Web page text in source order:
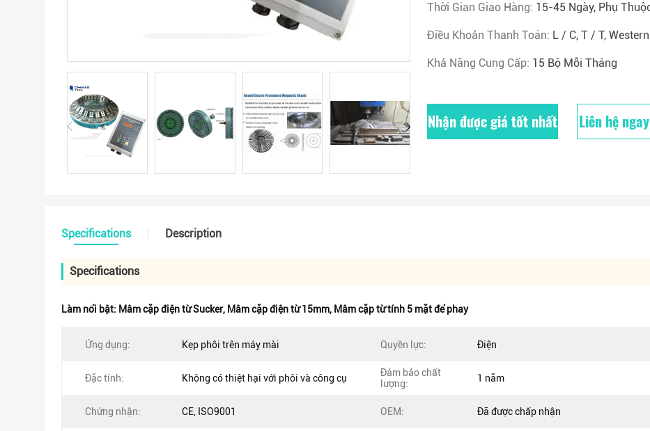
Thời Gian Giao Hàng: 15-45 Ngày, Phụ
Điều Khoản Thanh Toán: L / C, T / T,
Khả Năng Cung Cấp: 15 Bộ Mỗi Tháng
Nhận được giá tốt nhất Liên hệ
Specifications Description
Specifications
Làm nổi bật: Mâm cặp điện từ Sucker, Mâm cặp điện từ 15mm, Mâm cặp từ tính 5 mặt để phay
Ứng dụng: Kẹp phôi trên máy mài Quyền lực: Điện
Đặc tính: Không có thiệt hại với phôi và công cụ
Đảm bảo chất
lượng:
1 năm
Chứng nhận: CE, ISO9001 OEM: Đã được chấp nhận